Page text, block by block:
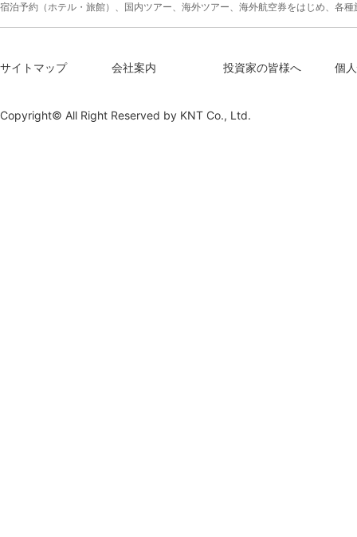
宿泊予約（ホテル・旅館）、国内ツアー、海外ツアー、海外航空券をはじめ、各
サイトマップ 会社案内 投資家の皆様へ 個
Copyright© All Right Reserved by KNT Co., Ltd.